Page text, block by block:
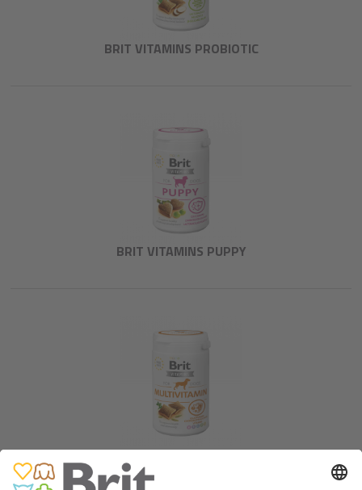
BRIT VITAMINS PROBIOTIC
BRIT VITAMINS PUPPY
BRIT VITAMINS MULTIVITAMIN